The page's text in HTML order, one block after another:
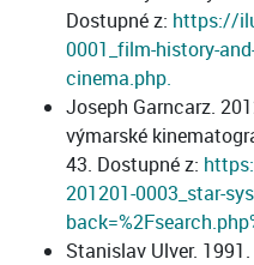
Dostupné z: https://
0001_film-history-
cinema.php.
Joseph Garncarz.
výmarské
43. Dostupné z:
201201-0003_star-
Stanislav Ulver.